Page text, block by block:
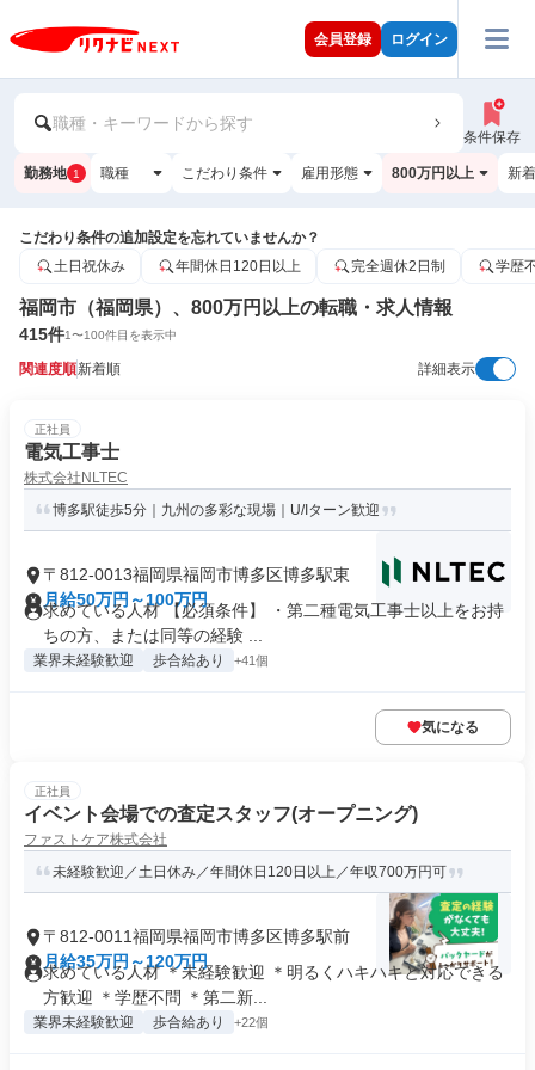
会員登録 ログイン
職種・キーワードから探す
条件保存
勤務地 1 職種 こだわり条件 雇用形態 800万円以上 新
こだわり条件の追加設定を忘れていませんか？
土日祝休み
年間休日120日以上 完全週休2日制 学歴
福岡市（福岡県）、800万円以上の転職・求人情報
415件1〜100件目を表示中
関連度順新着順 詳細表示
正社員
電気工事士
株式会社NLTEC
博多駅徒歩5分｜九州の多彩な現場｜U/Iターン歓迎
〒812-0013福岡県福岡市博多区博多駅東
月給50万円～100万円
求めている人材 【必須条件】 ・第二種電気工事士以上をお持
ちの方、または同等の経験 ...
業界未経験歓迎 歩合給あり +41個
気になる
正社員
イベント会場での査定スタッフ(オープニング)
ファストケア株式会社
未経験歓迎／土日休み／年間休日120日以上／年収700万円可
〒812-0011福岡県福岡市博多区博多駅前
月給35万円～120万円
求めている人材 ＊未経験歓迎 ＊明るくハキハキと対応できる
方歓迎 ＊学歴不問 ＊第二新...
業界未経験歓迎 歩合給あり +22個